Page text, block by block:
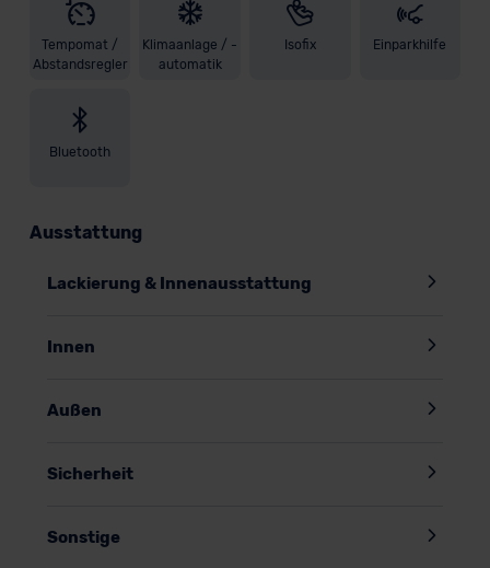
Tempomat /
Abstandsregler
Klimaanlage / -
automatik
Isofix Einparkhilfe
Bluetooth
Ausstattung
Lackierung & Innenausstattung
Innen
Außen
Sicherheit
Sonstige